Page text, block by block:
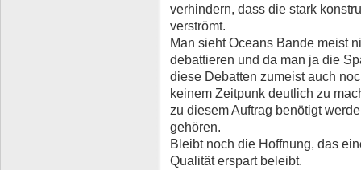
verhindern, dass die stark
verströmt.
Man sieht Oceans Bande meist
debattieren und da man ja die
diese Debatten zumeist auch
keinem Zeitpunk deutlich zu
zu diesem Auftrag benötigt
gehören.
Bleibt noch die Hoffnung, das
Qualität erspart beleibt.